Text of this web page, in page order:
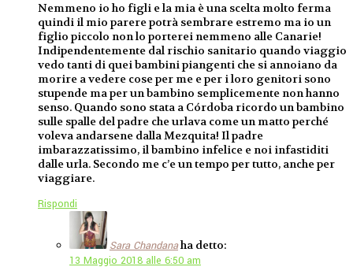
Nemmeno io ho figli e la mia è una scelta molto ferma
quindi il mio parere potrà sembrare estremo ma io un
figlio piccolo non lo porterei nemmeno alle Canarie!
Indipendentemente dal rischio sanitario quando viaggio
vedo tanti di quei bambini piangenti che si annoiano da
morire a vedere cose per me e per i loro genitori sono
stupende ma per un bambino semplicemente non hanno
senso. Quando sono stata a Córdoba ricordo un bambino
sulle spalle del padre che urlava come un matto perché
voleva andarsene dalla Mezquita! Il padre
imbarazzatissimo, il bambino infelice e noi infastiditi
dalle urla. Secondo me c’e un tempo per tutto, anche per
viaggiare.
Rispondi
Sara Chandanaha detto:
13 Maggio 2018 alle 6:50 am